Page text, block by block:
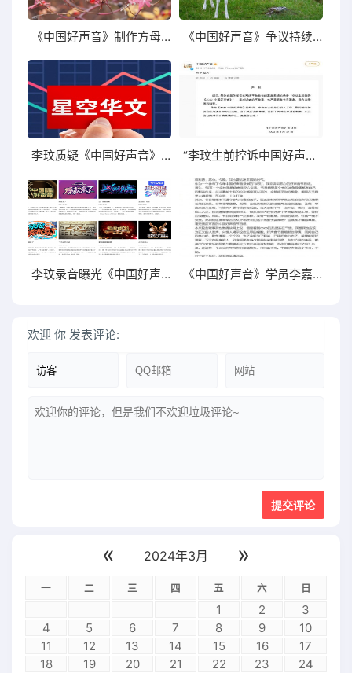
《中国好声音》制作方母公司星空华文股价走低 《中国好声音》争议持续发酵李玟:是一位好导师
李玟质疑《中国好声音》:我牺牲自己无所谓 “李玟生前控诉中国好声音”录音遭热搜榜
李玟录音曝光《中国好声音》赛制不公平节目组:没导师可以改变 《中国好声音》学员李嘉捷向节目组致歉声明
欢迎 你 发表评论:
« 2024年3月 »
一 二 三 四 五 六 日
1 2
3
4
5 6 7 8 9
10
11
12 13 14 15 16
17
18
19 20 21 22 23
24